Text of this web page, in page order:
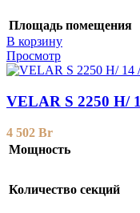
Площадь помещения
В корзину
Просмотр
VELAR S 2250 H/
4 502 Br
Мощность
Количество секций